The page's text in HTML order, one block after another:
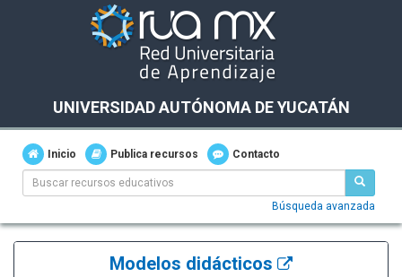
UNIVERSIDAD AUTÓNOMA DE YUCATÁN
Inicio Publica recursos Contacto
Búsqueda avanzada
Modelos didácticos